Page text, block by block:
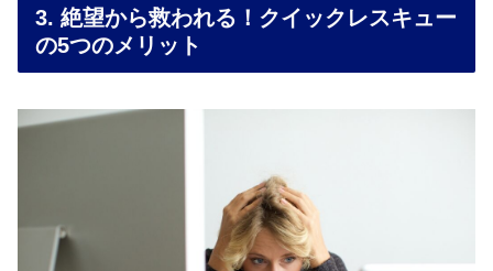
3. 絶望から救われる！クイックレスキュー
の5つのメリット